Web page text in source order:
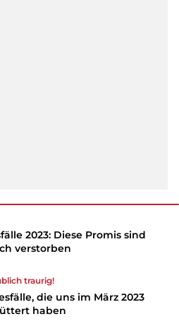
2023: Diese Promis sind
verstorben
traurig!
die uns im März 2023
haben